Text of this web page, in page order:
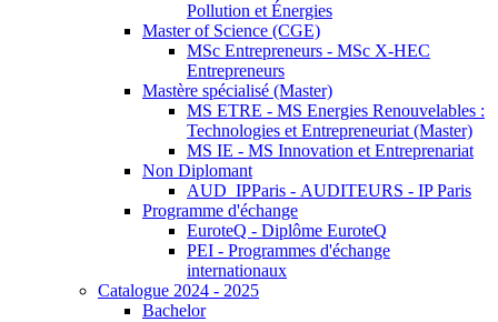
Pollution et Énergies
Master of Science (CGE)
MSc Entrepreneurs - MSc X-HEC
Entrepreneurs
Mastère spécialisé (Master)
MS ETRE - MS Energies Renouvelables :
Technologies et Entrepreneuriat (Master)
MS IE - MS Innovation et Entreprenariat
Non Diplomant
AUD_IPParis - AUDITEURS - IP Paris
Programme d'échange
EuroteQ - Diplôme EuroteQ
PEI - Programmes d'échange
internationaux
Catalogue 2024 - 2025
Bachelor